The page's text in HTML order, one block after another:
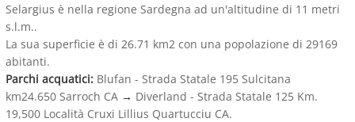
Selargius è nella regione Sardegna ad un'altitudine di 11 metri
s.l.m..
La sua superficie è di 26.71 km2 con una popolazione di 29169
abitanti.
Parchi acquatici: Blufan - Strada Statale 195 Sulcitana
km24.650 Sarroch CA → Diverland - Strada Statale 125 Km.
19,500 Località Cruxi Lillius Quartucciu CA.